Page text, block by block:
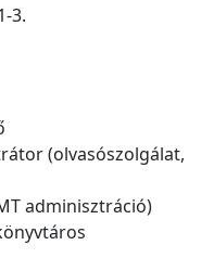
3.
(olvasószolgálat,
adminisztráció)